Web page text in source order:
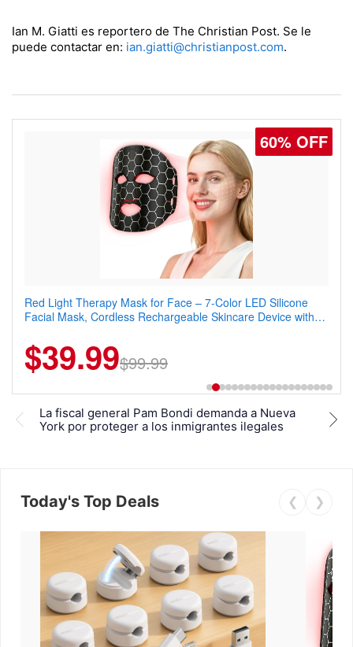
Ian M. Giatti es reportero de The Christian Post. Se le
puede contactar en: ian.giatti@christianpost.com.
60% OFF
Red Light Therapy Mask for Face – 7-Color LED Silicone
Facial Mask, Cordless Rechargeable Skincare Device with
$39.99$99.99
77% OFF
Men's Slim Fit Polo Shirt – Quick Dry Moisture Wicking, High
Elasticity, Athletic Fit Polo for Golf, Tennis, Work & Casual
$6.99$29.99
La fiscal general Pam Bondi demanda a Nueva
York por proteger a los inmigrantes ilegales
Today's Top Deals ❮ ❯